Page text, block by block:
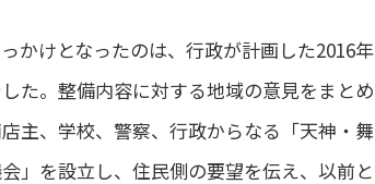
かけとなったのは、行政が計画した2016年
た。整備内容に対する地域の意見をまとめ
主、学校、警察、行政からなる「天神・舞
」を設立し、住民側の要望を伝え、以前と